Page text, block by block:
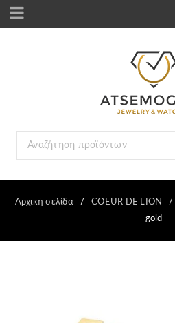
Αρχική σελίδα / COEUR DE LION /
gold